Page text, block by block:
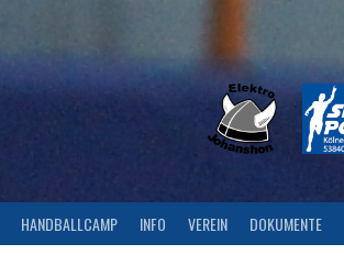
HANDBALLCAMP INFO VEREIN DOKUMENTE